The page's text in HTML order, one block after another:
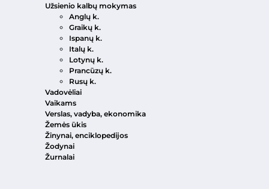
Užsienio kalbų mokymas
Anglų k.
Graikų k.
Ispanų k.
Italų k.
Lotynų k.
Prancūzų k.
Rusų k.
Vadovėliai
Vaikams
Verslas, vadyba, ekonomika
Žemės ūkis
Žinynai, enciklopedijos
Žodynai
Žurnalai